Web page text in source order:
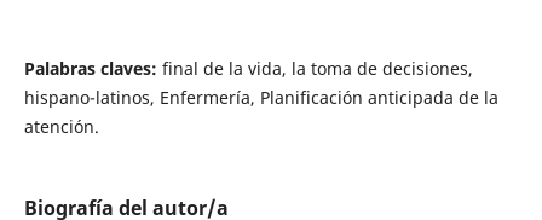
Palabrasclaves: final de la vida, la toma de decisiones,
hispano-latinos, Enfermería, Planificación anticipada de la
atención.
Biografía del autor/a